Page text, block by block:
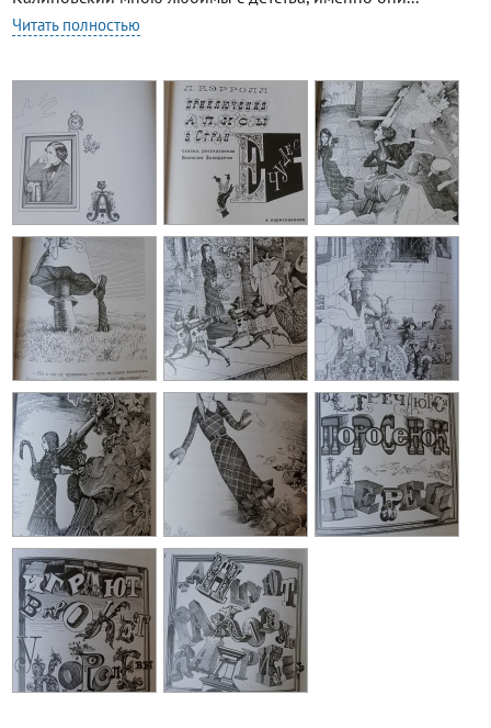
Читать полностью